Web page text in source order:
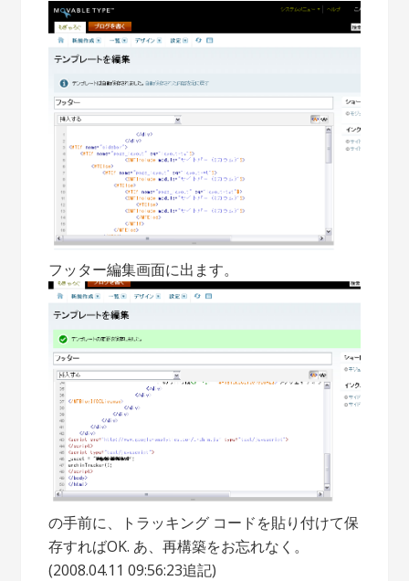
フッター編集画面に出ます。
の手前に、トラッキング コードを貼り付けて保
存すればOK. あ、再構築をお忘れなく。
(2008.04.11 09:56:23追記)